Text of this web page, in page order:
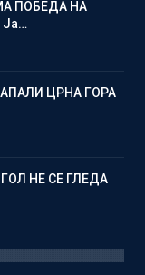
ПОБЕДА НА
Ја…
ЦРНА ГОРА
НЕ СЕ ГЛЕДА